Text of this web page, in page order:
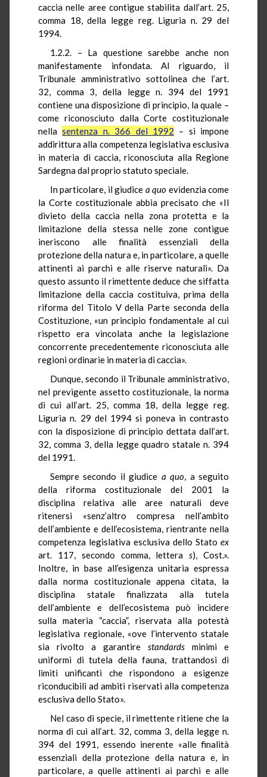
caccia nelle aree contigue stabilita dall’art. 25,
comma 18, della legge reg. Liguria n. 29 del
1994.
1.2.2. – La questione sarebbe anche non
manifestamente infondata. Al riguardo, il
Tribunale amministrativo sottolinea che l’art.
32, comma 3, della legge n. 394 del 1991
contiene una disposizione di principio, la quale –
come riconosciuto dalla Corte costituzionale
nellasentenza n. 366 del 1992 – si impone
addirittura alla competenza legislativa esclusiva
in materia di caccia, riconosciuta alla Regione
Sardegna dal proprio statuto speciale.
In particolare, il giudice a quo evidenzia come
la Corte costituzionale abbia precisato che «Il
divieto della caccia nella zona protetta e la
limitazione della stessa nelle zone contigue
ineriscono alle finalità essenziali della
protezione della natura e, in particolare, a quelle
attinenti ai parchi e alle riserve naturali». Da
questo assunto il rimettente deduce che siffatta
limitazione della caccia costituiva, prima della
riforma del Titolo V della Parte seconda della
Costituzione, «un principio fondamentale al cui
rispetto era vincolata anche la legislazione
concorrente precedentemente riconosciuta alle
regioni ordinarie in materia di caccia».
Dunque, secondo il Tribunale amministrativo,
nel previgente assetto costituzionale, la norma
di cui all’art. 25, comma 18, della legge reg.
Liguria n. 29 del 1994 si poneva in contrasto
con la disposizione di principio dettata dall’art.
32, comma 3, della legge quadro statale n. 394
del 1991.
Sempre secondo il giudice a quo, a seguito
della riforma costituzionale del 2001 la
disciplina relativa alle aree naturali deve
ritenersi «senz’altro compresa nell’ambito
dell’ambiente e dell’ecosistema, rientrante nella
competenza legislativa esclusiva dello Stato ex
art. 117, secondo comma, letteras), Cost.».
Inoltre, in base all’esigenza unitaria espressa
dalla norma costituzionale appena citata, la
disciplina statale finalizzata alla tutela
dell’ambiente e dell’ecosistema può incidere
sulla materia “caccia”, riservata alla potestà
legislativa regionale, «ove l’intervento statale
sia rivolto a garantire standards minimi e
uniformi di tutela della fauna, trattandosi di
limiti unificanti che rispondono a esigenze
riconducibili ad ambiti riservati alla competenza
esclusiva dello Stato».
Nel caso di specie, il rimettente ritiene che la
norma di cui all’art. 32, comma 3, della legge n.
394 del 1991, essendo inerente «alle finalità
essenziali della protezione della natura e, in
particolare, a quelle attinenti ai parchi e alle